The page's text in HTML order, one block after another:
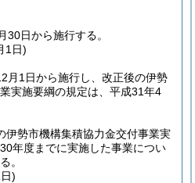
30日から施行する。
1日)
月1日から施行し、改正後の伊勢
実施要綱の規定は、平成31年4
伊勢市機構集積協力金交付事業実
年度までに実施した事業につい
。
)